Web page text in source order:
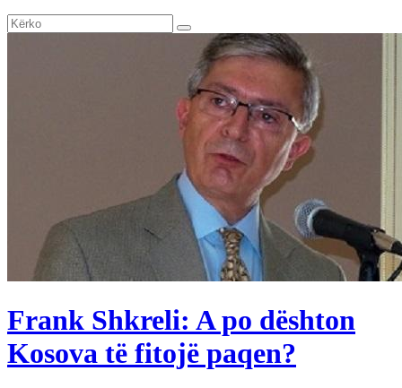
Frank Shkreli: A po dështon
Kosova të fitojë paqen?